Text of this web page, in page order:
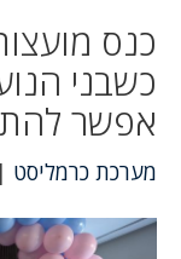
כשבני
אפשר
מערכת כרמליסט